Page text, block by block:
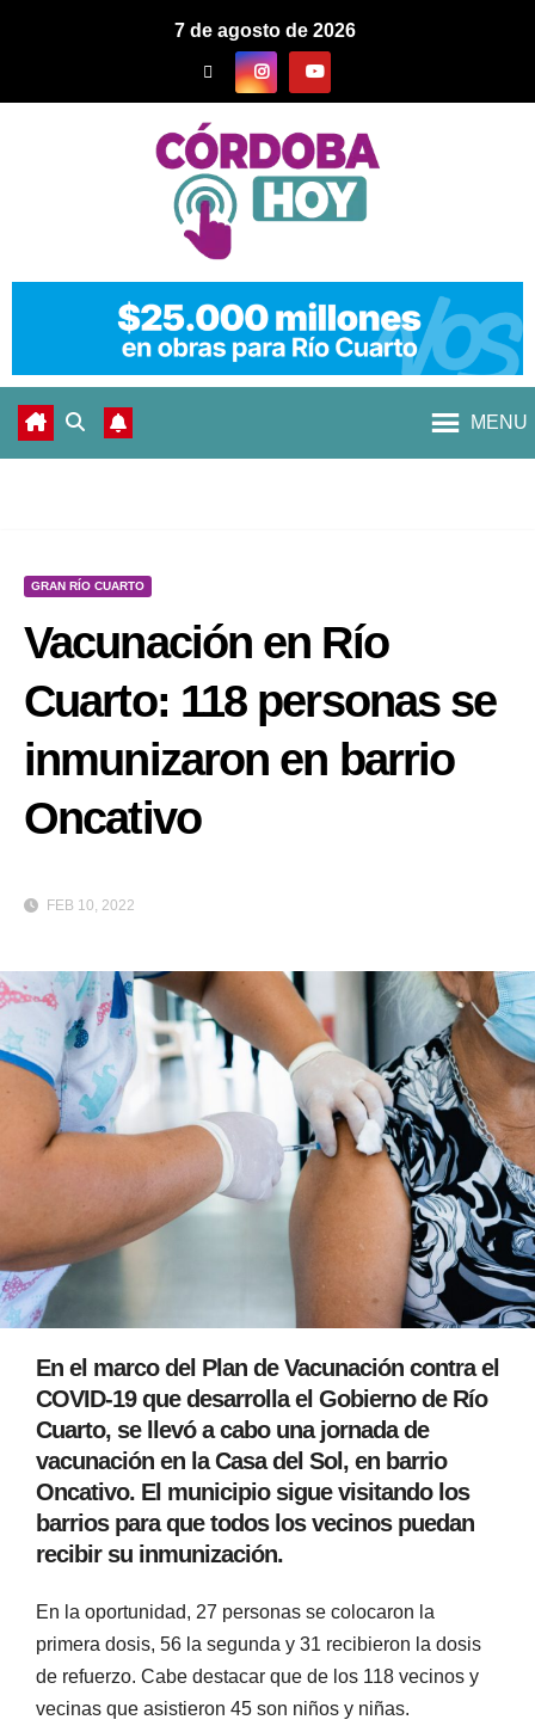
7 de agosto de 2026
MENU
GRAN RÍO CUARTO
Vacunación en Río
Cuarto: 118 personas se
inmunizaron en barrio
Oncativo
FEB 10, 2022
En el marco del Plan de Vacunación contra el
COVID-19 que desarrolla el Gobierno de Río
Cuarto, se llevó a cabo una jornada de
vacunación en la Casa del Sol, en barrio
Oncativo. El municipio sigue visitando los
barrios para que todos los vecinos puedan
recibir su inmunización.
En la oportunidad, 27 personas se colocaron la
primera dosis, 56 la segunda y 31 recibieron la dosis
de refuerzo. Cabe destacar que de los 118 vecinos y
vecinas que asistieron 45 son niños y niñas.